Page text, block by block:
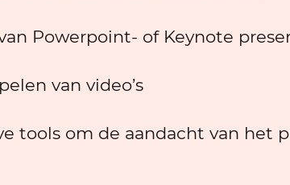
Powerpoint- of Keynote
van video’s
tools om de aandacht van het